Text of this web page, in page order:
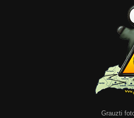
Grauzti